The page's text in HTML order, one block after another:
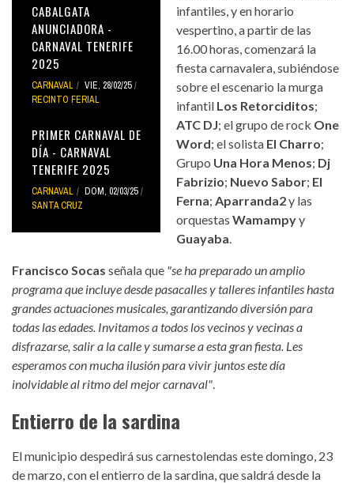
CABALGATA
ANUNCIADORA -
CARNAVAL TENERIFE
2025
CARNAVAL
VIE, 28/02/25
RECINTO FERIAL
PRIMER CARNAVAL DE
DÍA - CARNAVAL
TENERIFE 2025
CARNAVAL
DOM, 02/03/25
SANTA CRUZ
infantiles, y en horario
vespertino, a partir de las
16.00 horas, comenzará la
fiesta carnavalera, subiéndose
sobre el escenario la murga
infantil Los Retorciditos;
ATC DJ; el grupo de rock One
Word; el solista El Charro;
Grupo Una Hora Menos; Dj
Fabrizio; Nuevo Sabor; El
Ferna;Aparranda2y las
orquestasWamampyy
Guayaba.
Francisco Socas señala que "se ha preparado un amplio
programa que incluye desde pasacalles y talleres infantiles hasta
grandes actuaciones musicales, garantizando diversión para
todas las edades. Invitamos a todos los vecinos y vecinas a
disfrazarse, salir a la calle y sumarse a esta gran fiesta. Les
esperamos con mucha ilusión para vivir juntos este día
inolvidable al ritmo del mejor carnaval".
Entierro de la sardina
El municipio despedirá sus carnestolendas este domingo, 23
de marzo, con el entierro de la sardina, que saldrá desde la